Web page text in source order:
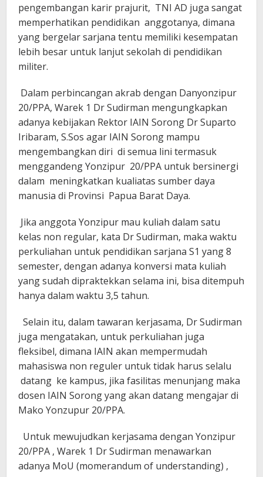
pengembangan karir prajurit, TNI AD juga sangat
memperhatikan pendidikan anggotanya, dimana
yang bergelar sarjana tentu memiliki kesempatan
lebih besar untuk lanjut sekolah di pendidikan
militer.
Dalam perbincangan akrab dengan Danyonzipur
20/PPA, Warek 1 Dr Sudirman mengungkapkan
adanya kebijakan Rektor IAIN Sorong Dr Suparto
Iribaram, S.Sos agar IAIN Sorong mampu
mengembangkan diri di semua lini termasuk
menggandeng Yonzipur 20/PPA untuk bersinergi
dalam meningkatkan kualiatas sumber daya
manusia di Provinsi Papua Barat Daya.
Jika anggota Yonzipur mau kuliah dalam satu
kelas non regular, kata Dr Sudirman, maka waktu
perkuliahan untuk pendidikan sarjana S1 yang 8
semester, dengan adanya konversi mata kuliah
yang sudah dipraktekkan selama ini, bisa ditempuh
hanya dalam waktu 3,5 tahun.
Selain itu, dalam tawaran kerjasama, Dr Sudirman
juga mengatakan, untuk perkuliahan juga
fleksibel, dimana IAIN akan mempermudah
mahasiswa non reguler untuk tidak harus selalu
datang ke kampus, jika fasilitas menunjang maka
dosen IAIN Sorong yang akan datang mengajar di
Mako Yonzupur 20/PPA.
Untuk mewujudkan kerjasama dengan Yonzipur
20/PPA , Warek 1 Dr Sudirman menawarkan
adanya MoU (momerandum of understanding) ,